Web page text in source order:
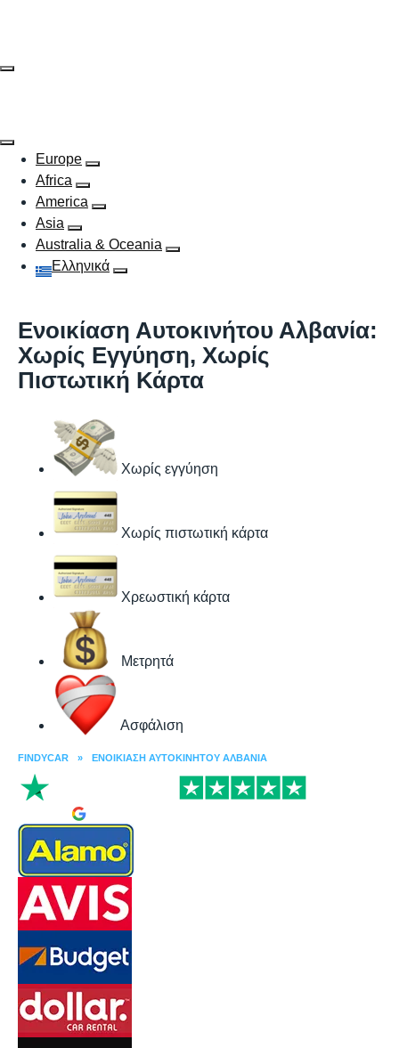
Europe
Africa
America
Asia
Australia & Oceania
Ελληνικά
Ενοικίαση Αυτοκινήτου Αλβανία:
Χωρίς Εγγύηση, Χωρίς
Πιστωτική Κάρτα
Χωρίς εγγύηση
Χωρίς πιστωτική κάρτα
Χρεωστική κάρτα
Μετρητά
Ασφάλιση
FINDYCAR » ΕΝΟΙΚΊΑΣΗ ΑΥΤΟΚΙΝΉΤΟΥ ΑΛΒΑΝΊΑ